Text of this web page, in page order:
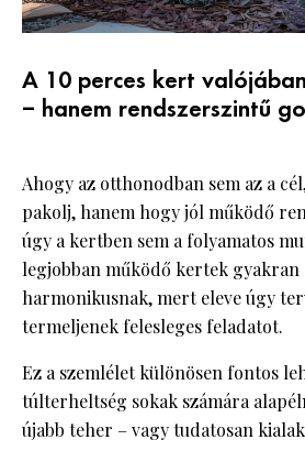
A 10 perces kert
– hanem rendszerszintű
Ahogy az otthonodban sem az a
pakolj, hanem hogy jól működő
úgy a kertben sem a folyamatos
legjobban működő kertek
harmonikusnak, mert eleve úgy
termeljenek felesleges feladatot.
Ez a szemlélet különösen fontos
túlterheltség sokak számára
újabb teher – vagy tudatosan